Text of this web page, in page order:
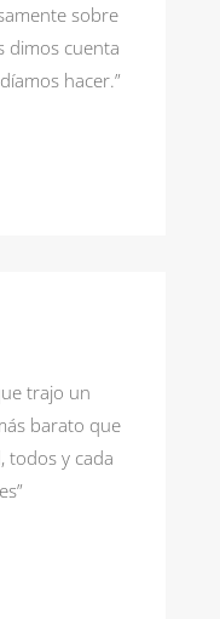
sobre
dimos cuenta
hacer.”
trajo un
barato que
todos y cada